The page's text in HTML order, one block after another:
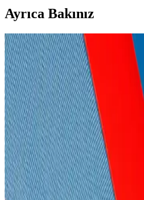
Ayrıca Bakınız
Sağlık ve Güzellik
ve Güvenlik Unsurları
Sağlık ve güzellik takviyeleri, vitamin
direncini ve cilt sağlığını destekler.
ürün seçimi önemli, uzman görüşü
Demir, C ve B12 Vitaminleri:
Takviye Rehberi ve Dikkat
Demir, C ve B12 vitaminleri, sağlıklı
sahiptir. Eksiklikleri ciddi sağlık
takviye ve uzman tavsiyesiyle dengeli